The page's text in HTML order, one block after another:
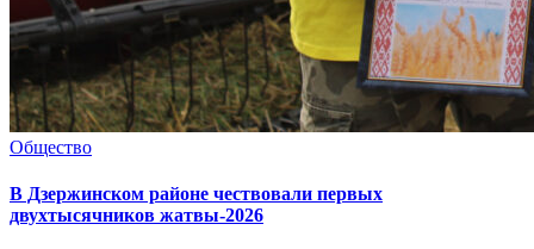
Общество
В Дзержинском районе чествовали первых
двухтысячников жатвы-2026